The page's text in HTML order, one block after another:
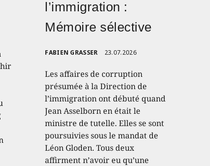
l’immigration :
Mémoire sélective
FABIEN GRASSER 23.07.2026
Les affaires de corruption
présumée à la Direction de
l’immigration ont débuté quand
Jean Asselborn en était le
ministre de tutelle. Elles se sont
poursuivies sous le mandat de
Léon Gloden. Tous deux
affirment n’avoir eu qu’une